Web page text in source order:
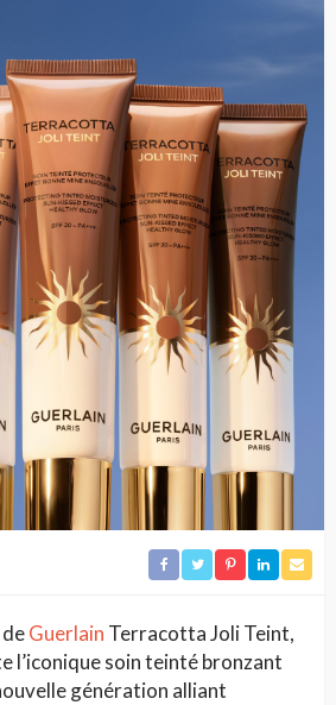
Guerlain Terracotta Joli Teint,
l’iconique soin teinté bronzant
génération alliant